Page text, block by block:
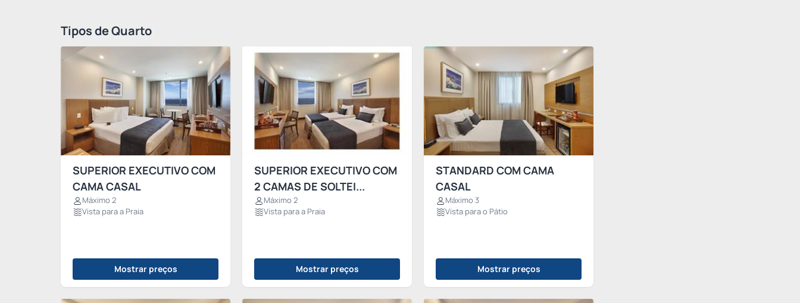
Tipos de Quarto
SUPERIOR EXECUTIVO COM
CAMA CASAL
Máximo 2
Vista para a Praia
Mostrar preços
SUPERIOR EXECUTIVO COM
2 CAMAS DE SOLTEI...
Máximo 2
Vista para a Praia
Mostrar preços
STANDARD COM CAMA
CASAL
Máximo 3
Vista para o Pátio
Mostrar preços